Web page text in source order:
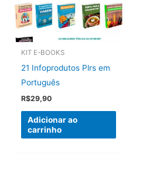
KIT E-BOOKS
21 Infoprodutos Plrs em
Português
R$29,90
Adicionar ao
carrinho